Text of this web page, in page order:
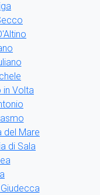
in Volta
del Mare
di Sala